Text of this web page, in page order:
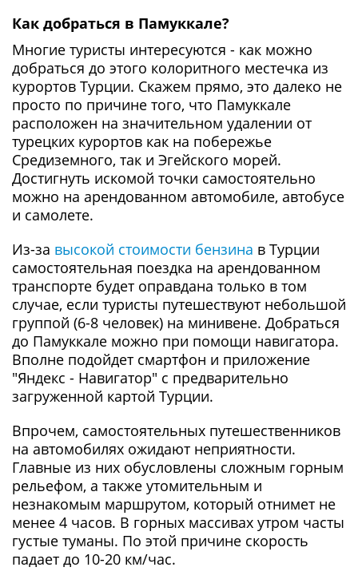
Как добраться в Памуккале?
Многие туристы интересуются - как можно
добраться до этого колоритного местечка из
курортов Турции. Скажем прямо, это далеко не
просто по причине того, что Памуккале
расположен на значительном удалении от
турецких курортов как на побережье
Средиземного, так и Эгейского морей.
Достигнуть искомой точки самостоятельно
можно на арендованном автомобиле, автобусе
и самолете.
Из-за высокой стоимости бензина в Турции
самостоятельная поездка на арендованном
транспорте будет оправдана только в том
случае, если туристы путешествуют небольшой
группой (6-8 человек) на минивене. Добраться
до Памуккале можно при помощи навигатора.
Вполне подойдет смартфон и приложение
"Яндекс - Навигатор" с предварительно
загруженной картой Турции.
Впрочем, самостоятельных путешественников
на автомобилях ожидают неприятности.
Главные из них обусловлены сложным горным
рельефом, а также утомительным и
незнакомым маршрутом, который отнимет не
менее 4 часов. В горных массивах утром часты
густые туманы. По этой причине скорость
падает до 10-20 км/час.